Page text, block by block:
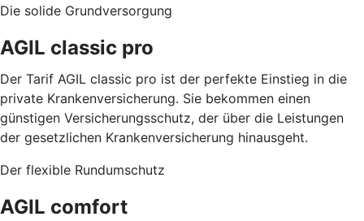
Die solide Grundversorgung
AGIL classic pro
Der Tarif AGIL classic pro ist der perfekte Einstieg in die
private Krankenversicherung. Sie bekommen einen
günstigen Versicherungsschutz, der über die Leistungen
der gesetzlichen Krankenversicherung hinausgeht.
Der flexible Rundumschutz
AGIL comfort